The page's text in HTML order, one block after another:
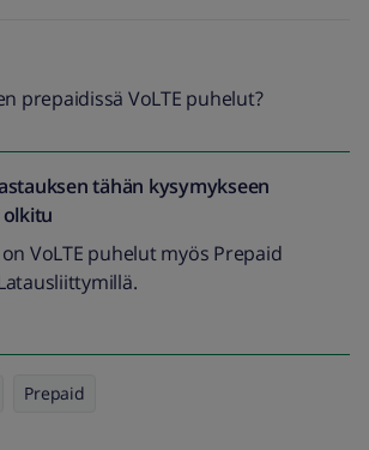
prepaidissä VoLTE puhelut?
tähän kysymykseen
olkitu
VoLTE puhelut myös Prepaid
Prepaid